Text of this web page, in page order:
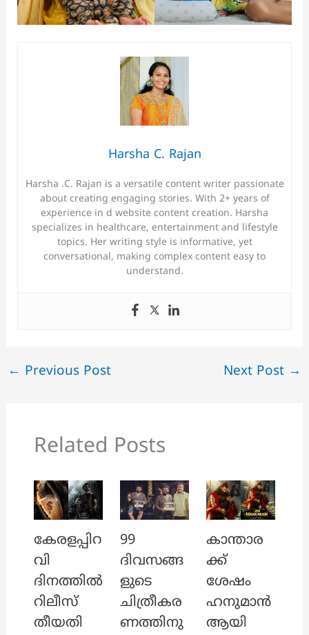
Harsha C. Rajan
Harsha .C. Rajan is a versatile content writer passionate
about creating engaging stories. With 2+ years of
experience in d website content creation. Harsha
specializes in healthcare, entertainment and lifestyle
topics. Her writing style is informative, yet
conversational, making complex content easy to
understand.
← Previous Post Next Post →
Related Posts
കേരളപ്പിറ
വി
ദിനത്തിൽ
റിലീസ്
തീയതി
99
ദിവസങ്ങ
ളുടെ
ചിത്രീകര
ണത്തിനു
കാന്താര
ക്ക്
ശേഷം
ഹനുമാൻ
ആയി